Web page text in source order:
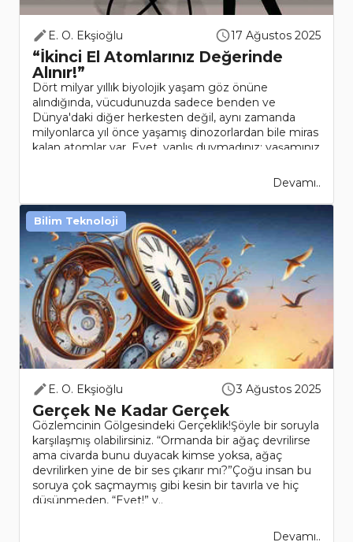
E. O. Ekşioğlu 17 Ağustos 2025
“İkinci El Atomlarınız Değerinde
Alınır!”
Dört milyar yıllık biyolojik yaşam göz önüne
alındığında, vücudunuzda sadece benden ve
Dünya'daki diğer herkesten değil, aynı zamanda
milyonlarca yıl önce yaşamış dinozorlardan bile miras
kalan atomlar var. Evet, yanlış duymadınız; yaşamınız
Devamı..
E. O. Ekşioğlu 3 Ağustos 2025
Gerçek Ne Kadar Gerçek
Gözlemcinin Gölgesindeki Gerçeklik!Şöyle bir soruyla
karşılaşmış olabilirsiniz. “Ormanda bir ağaç devrilirse
ama civarda bunu duyacak kimse yoksa, ağaç
devrilirken yine de bir ses çıkarır mı?”Çoğu insan bu
soruya çok saçmaymış gibi kesin bir tavırla ve hiç
düşünmeden, “Evet!” y..
Devamı..
Bilim Teknoloji